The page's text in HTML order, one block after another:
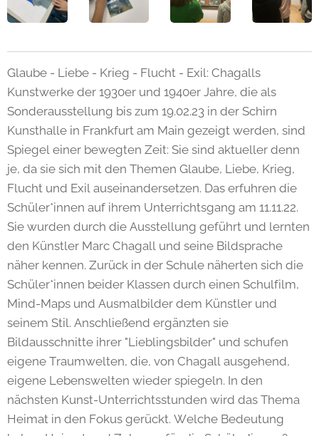
Glaube - Liebe - Krieg - Flucht - Exil: Chagalls
Kunstwerke der 1930er und 1940er Jahre, die als
Sonderausstellung bis zum 19.02.23 in der Schirn
Kunsthalle in Frankfurt am Main gezeigt werden, sind
Spiegel einer bewegten Zeit: Sie sind aktueller denn
je, da sie sich mit den Themen Glaube, Liebe, Krieg,
Flucht und Exil auseinandersetzen. Das erfuhren die
Schüler*innen auf ihrem Unterrichtsgang am 11.11.22.
Sie wurden durch die Ausstellung geführt und lernten
den Künstler Marc Chagall und seine Bildsprache
näher kennen. Zurück in der Schule näherten sich die
Schüler*innen beider Klassen durch einen Schulfilm,
Mind-Maps und Ausmalbilder dem Künstler und
seinem Stil. Anschließend ergänzten sie
Bildausschnitte ihrer "Lieblingsbilder" und schufen
eigene Traumwelten, die, von Chagall ausgehend,
eigene Lebenswelten wieder spiegeln. In den
nächsten Kunst-Unterrichtsstunden wird das Thema
Heimat in den Fokus gerückt. Welche Bedeutung